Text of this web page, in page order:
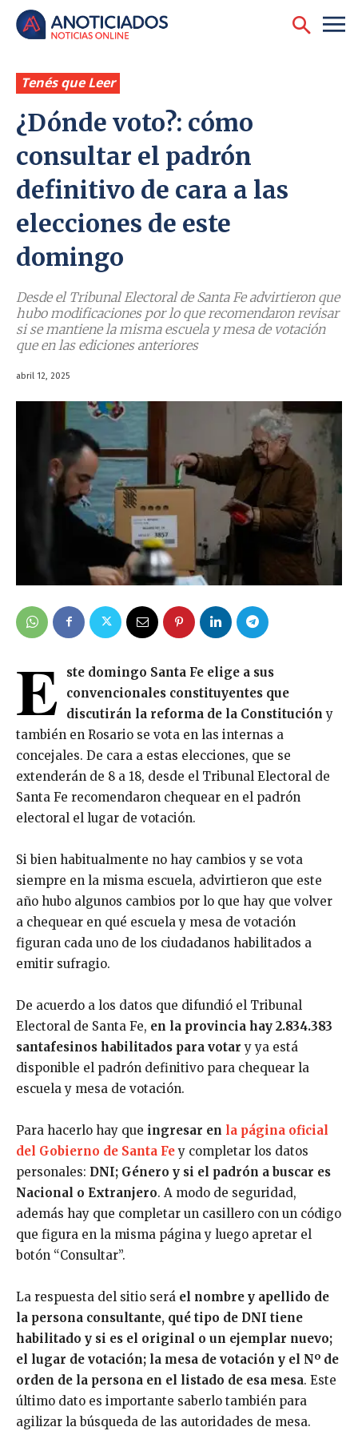
Tenés que Leer
¿Dónde voto?: cómo
consultar el padrón
definitivo de cara a las
elecciones de este
domingo
Desde el Tribunal Electoral de Santa Fe advirtieron que
hubo modificaciones por lo que recomendaron revisar
si se mantiene la misma escuela y mesa de votación
que en las ediciones anteriores
abril 12, 2025
E
ste domingo Santa Fe elige a sus
convencionales constituyentes que
discutirán la reforma de la Constitucióny
también en Rosario se vota en las internas a
concejales. De cara a estas elecciones, que se
extenderán de 8 a 18, desde el Tribunal Electoral de
Santa Fe recomendaron chequear en el padrón
electoral el lugar de votación.
Si bien habitualmente no hay cambios y se vota
siempre en la misma escuela, advirtieron que este
año hubo algunos cambios por lo que hay que volver
a chequear en qué escuela y mesa de votación
figuran cada uno de los ciudadanos habilitados a
emitir sufragio.
De acuerdo a los datos que difundió el Tribunal
Electoral de Santa Fe, en la provincia hay 2.834.383
santafesinos habilitados para votary ya está
disponible el padrón definitivo para chequear la
escuela y mesa de votación.
Para hacerlo hay que ingresar en la página oficial
del Gobierno de Santa Fey completar los datos
personales: DNI; Género y si el padrón a buscar es
Nacional o Extranjero. A modo de seguridad,
además hay que completar un casillero con un código
que figura en la misma página y luego apretar el
botón “Consultar”.
La respuesta del sitio será el nombre y apellido de
la persona consultante, qué tipo de DNI tiene
habilitado y si es el original o un ejemplar nuevo;
el lugar de votación; la mesa de votación y el Nº de
orden de la persona en el listado de esa mesa. Este
último dato es importante saberlo también para
agilizar la búsqueda de las autoridades de mesa.